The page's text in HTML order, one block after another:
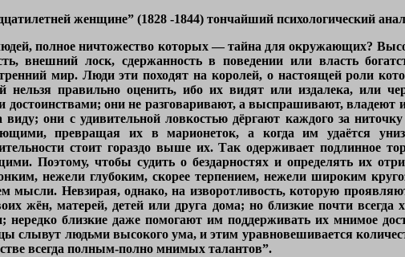
женщине” (1828 -1844) тончайший психологический
полное ничтожество которых — тайна для окружающих?
внешний лоск, сдержанность в поведении или власть
мир. Люди эти походят на королей, о настоящей роли
нельзя правильно оценить, ибо их видят или издалека, или
они не разговаривают, а выспрашивают, владеют
они с удивительной ловкостью дёргают каждого за
превращая их в марионеток, а когда им удаётся
стоит гораздо выше их. Так одерживает подлинное
Поэтому, чтобы судить о бездарностях и определять их
нежели глубоким, скорее терпением, нежели широким
мысли. Невзирая, однако, на изворотливость, которую
жён, матерей, детей или друга дома; но близкие почти всегда
нередко близкие даже помогают им поддерживать их мнимое
слывут людьми высокого ума, и этим уравновешивается
всегда полным-полно мнимых талантов”.